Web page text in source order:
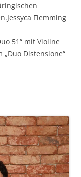
Flemming
51“ mit Violine
Distensione“